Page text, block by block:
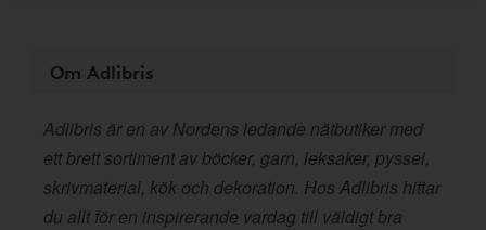
Om Adlibris
Adlibris är en av Nordens ledande nätbutiker med
ett brett sortiment av böcker, garn, leksaker, pyssel,
skrivmaterial, kök och dekoration. Hos Adlibris hittar
du allt för en inspirerande vardag till väldigt bra